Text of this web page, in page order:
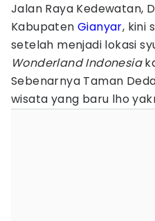
Jalan Raya Kedewatan,
KabupatenGianyar, kini
setelah menjadi lokasi
Wonderland Indonesia
Sebenarnya Taman
wisata yang baru lho